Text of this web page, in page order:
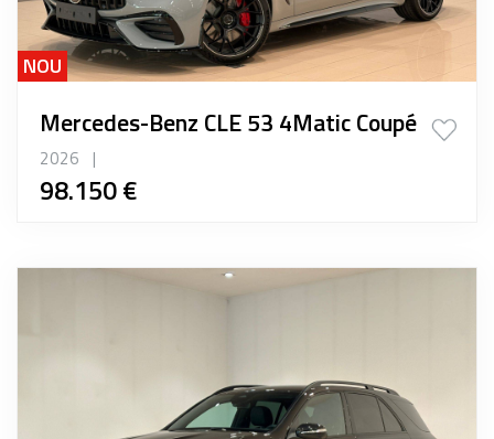
NOU
Mercedes-Benz CLE 53 4Matic Coupé
2026 |
98.150 €